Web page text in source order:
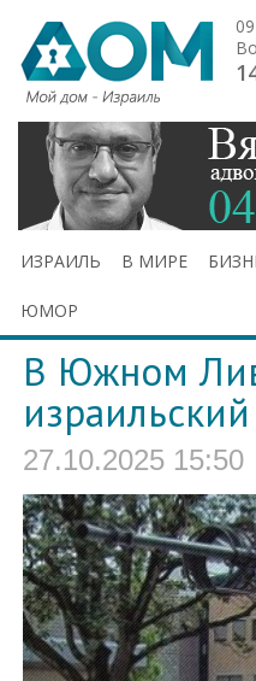
ИЗРАИЛЬ В МИРЕ
ЮМОР
В Южном
27.10.2025 15:50